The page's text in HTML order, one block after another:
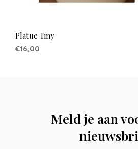
Platue Tiny
€16,00
Meld je aan